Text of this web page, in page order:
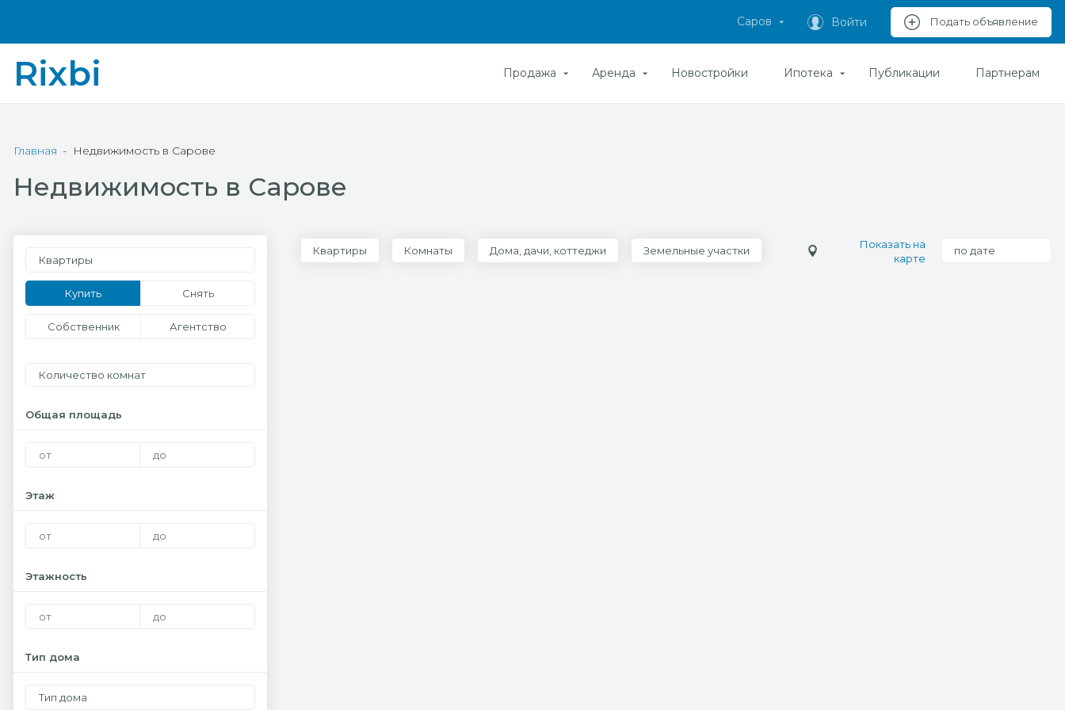
Саров Войти Подать объявление
Rixbi Продажа Аренда Новостройки Ипотека Публикации Партнерам
Главная Недвижимость в Сарове
Недвижимость в Сарове
Квартиры
Купить Снять
Собственник Агентство
Количество комнат
Общая площадь
Этаж
Этажность
Тип дома
Тип дома
Квартиры Комнаты Дома, дачи, коттеджи Земельные участки
Показать на
карте
по дате